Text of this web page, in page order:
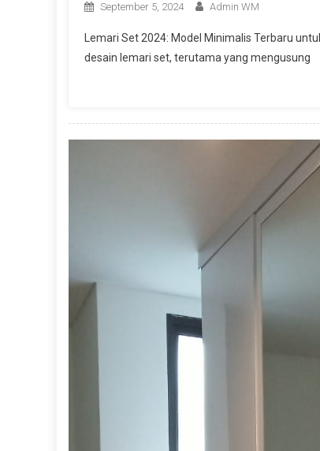
September 5, 2024 Admin WM
Lemari Set 2024: Model Minimalis Terbaru
desain lemari set, terutama yang mengusung